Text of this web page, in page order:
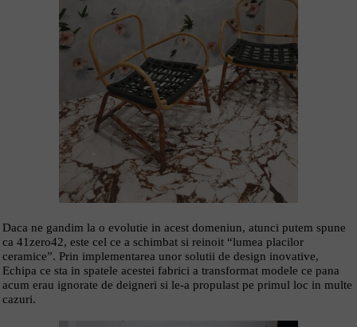
Daca ne gandim la o evolutie in acest domeniun, atunci putem spune
ca 41zero42, este cel ce a schimbat si reinoit “lumea placilor
ceramice”. Prin implementarea unor solutii de design inovative,
Echipa ce sta in spatele acestei fabrici a transformat modele ce pana
acum erau ignorate de deigneri si le-a propulast pe primul loc in multe
cazuri.